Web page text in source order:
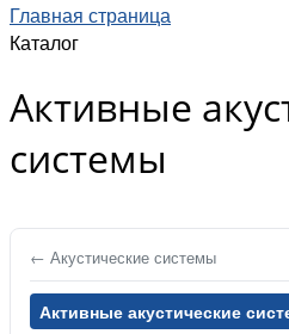
Главная страница
Каталог
Активные
системы
← Акустические системы
Активные акустические